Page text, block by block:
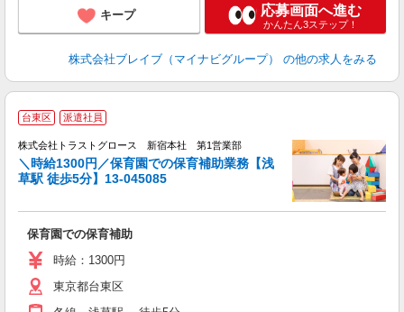
キープ 応募画面へ進む
かんたん3ステップ！
株式会社ブレイブ（マイナビグループ） の他の求人をみる
台東区 派遣社員
株式会社トラストグロース 新宿本社 第1営業部
＼時給1300円／保育園での保育補助業務【浅
草駅 徒歩5分】13-045085
保育園での保育補助
時給：1300円
東京都台東区